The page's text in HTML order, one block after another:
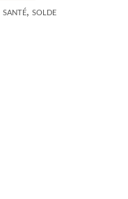
SANTÉ, SOLDE